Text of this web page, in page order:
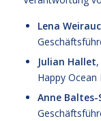
Lena
Julian Hallet
Happy Ocean
Anne